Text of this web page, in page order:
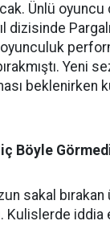
Ünlü oyuncu
dizisinde
Yeni
beklenirken
Böyle
sakal bırakan
Kulislerde